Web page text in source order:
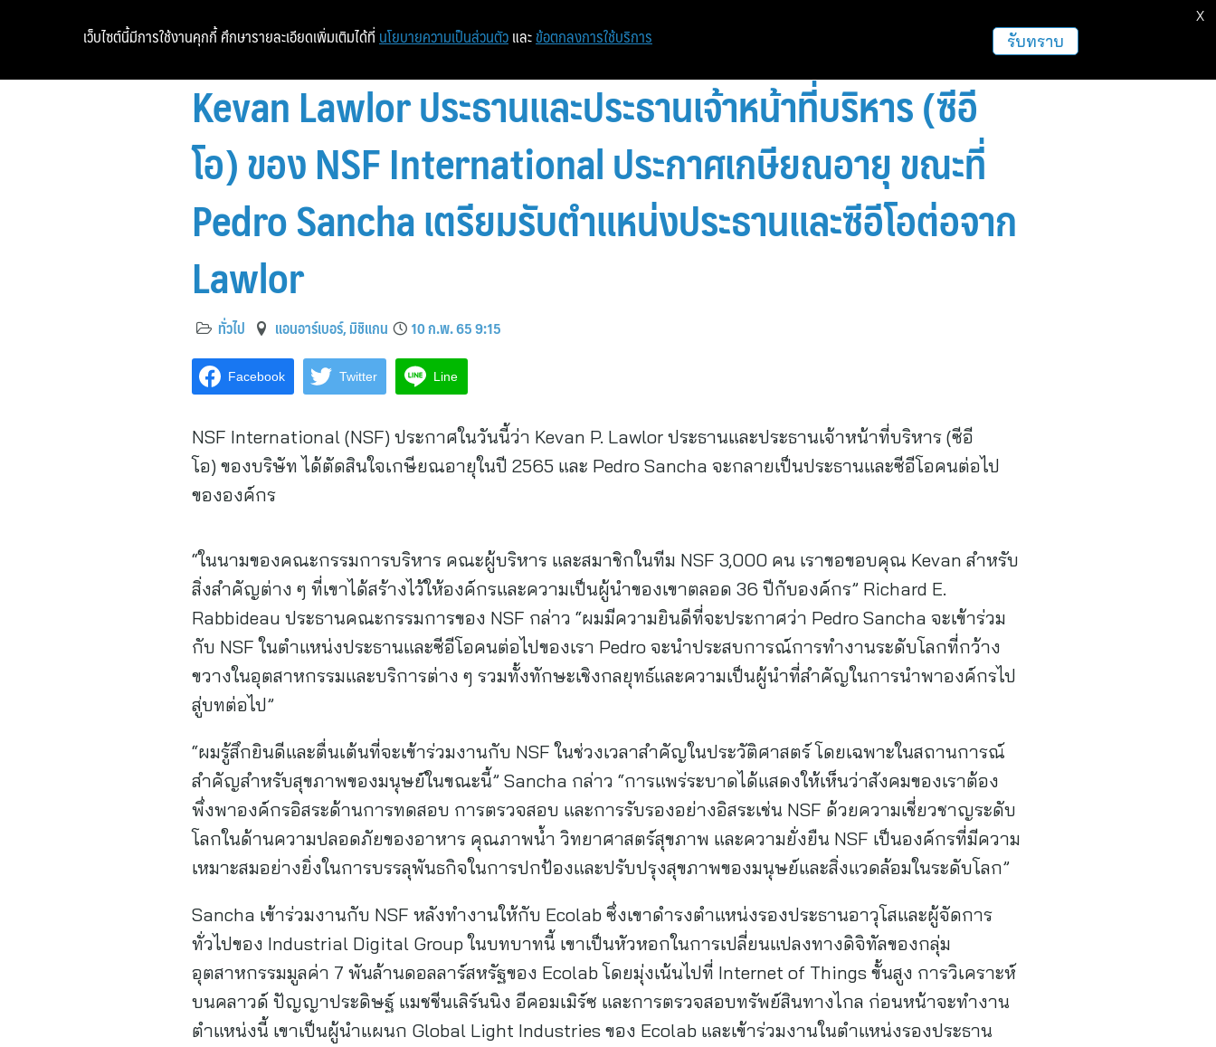
Kevan Lawlor ประธานและประธานเจ้าหน้าที่บริหาร (ซีอี
โอ) ของ NSF International ประกาศเกษียณอายุ ขณะที่
Pedro Sancha เตรียมรับตำแหน่งประธานและซีอีโอต่อจาก
Lawlor
ทั่วไป แอนอาร์เบอร์, มิชิแกน 10 ก.พ. 65 9:15
Facebook Twitter Line
NSF International (NSF) ประกาศในวันนี้ว่า Kevan P. Lawlor ประธานและประธานเจ้าหน้าที่บริหาร (ซีอี
โอ) ของบริษัท ได้ตัดสินใจเกษียณอายุในปี 2565 และ Pedro Sancha จะกลายเป็นประธานและซีอีโอคนต่อไป
ขององค์กร
“ในนามของคณะกรรมการบริหาร คณะผู้บริหาร และสมาชิกในทีม NSF 3,000 คน เราขอขอบคุณ Kevan สำหรับ
สิ่งสำคัญต่าง ๆ ที่เขาได้สร้างไว้ให้องค์กรและความเป็นผู้นำของเขาตลอด 36 ปีกับองค์กร” Richard E.
Rabbideau ประธานคณะกรรมการของ NSF กล่าว “ผมมีความยินดีที่จะประกาศว่า Pedro Sancha จะเข้าร่วม
กับ NSF ในตำแหน่งประธานและซีอีโอคนต่อไปของเรา Pedro จะนำประสบการณ์การทำงานระดับโลกที่กว้าง
ขวางในอุตสาหกรรมและบริการต่าง ๆ รวมทั้งทักษะเชิงกลยุทธ์และความเป็นผู้นำที่สำคัญในการนำพาองค์กรไป
สู่บทต่อไป”
“ผมรู้สึกยินดีและตื่นเต้นที่จะเข้าร่วมงานกับ NSF ในช่วงเวลาสำคัญในประวัติศาสตร์ โดยเฉพาะในสถานการณ์
สำคัญสำหรับสุขภาพของมนุษย์ในขณะนี้” Sancha กล่าว “การแพร่ระบาดได้แสดงให้เห็นว่าสังคมของเราต้อง
พึ่งพาองค์กรอิสระด้านการทดสอบ การตรวจสอบ และการรับรองอย่างอิสระเช่น NSF ด้วยความเชี่ยวชาญระดับ
โลกในด้านความปลอดภัยของอาหาร คุณภาพน้ำ วิทยาศาสตร์สุขภาพ และความยั่งยืน NSF เป็นองค์กรที่มีความ
เหมาะสมอย่างยิ่งในการบรรลุพันธกิจในการปกป้องและปรับปรุงสุขภาพของมนุษย์และสิ่งแวดล้อมในระดับโลก”
Sancha เข้าร่วมงานกับ NSF หลังทำงานให้กับ Ecolab ซึ่งเขาดำรงตำแหน่งรองประธานอาวุโสและผู้จัดการ
ทั่วไปของ Industrial Digital Group ในบทบาทนี้ เขาเป็นหัวหอกในการเปลี่ยนแปลงทางดิจิทัลของกลุ่ม
อุตสาหกรรมมูลค่า 7 พันล้านดอลลาร์สหรัฐของ Ecolab โดยมุ่งเน้นไปที่ Internet of Things ขั้นสูง การวิเคราะห์
บนคลาวด์ ปัญญาประดิษฐ์ แมชชีนเลิร์นนิง อีคอมเมิร์ซ และการตรวจสอบทรัพย์สินทางไกล ก่อนหน้าจะทำงาน
ตำแหน่งนี้ เขาเป็นผู้นำแผนก Global Light Industries ของ Ecolab และเข้าร่วมงานในตำแหน่งรองประธาน
เว็บไซต์นี้มีการใช้งานคุกกี้ ศึกษารายละเอียดเพิ่มเติมได้ที่ นโยบายความเป็นส่วนตัว และ ข้อตกลงการใช้บริการ รับทราบ
X